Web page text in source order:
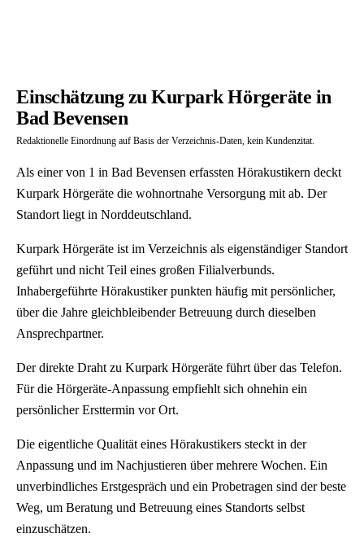
Einschätzung zu Kurpark Hörgeräte in
Bad Bevensen
Redaktionelle Einordnung auf Basis der Verzeichnis-Daten, kein Kundenzitat.
Als einer von 1 in Bad Bevensen erfassten Hörakustikern deckt
Kurpark Hörgeräte die wohnortnahe Versorgung mit ab. Der
Standort liegt in Norddeutschland.
Kurpark Hörgeräte ist im Verzeichnis als eigenständiger Standort
geführt und nicht Teil eines großen Filialverbunds.
Inhabergeführte Hörakustiker punkten häufig mit persönlicher,
über die Jahre gleichbleibender Betreuung durch dieselben
Ansprechpartner.
Der direkte Draht zu Kurpark Hörgeräte führt über das Telefon.
Für die Hörgeräte-Anpassung empfiehlt sich ohnehin ein
persönlicher Ersttermin vor Ort.
Die eigentliche Qualität eines Hörakustikers steckt in der
Anpassung und im Nachjustieren über mehrere Wochen. Ein
unverbindliches Erstgespräch und ein Probetragen sind der beste
Weg, um Beratung und Betreuung eines Standorts selbst
einzuschätzen.